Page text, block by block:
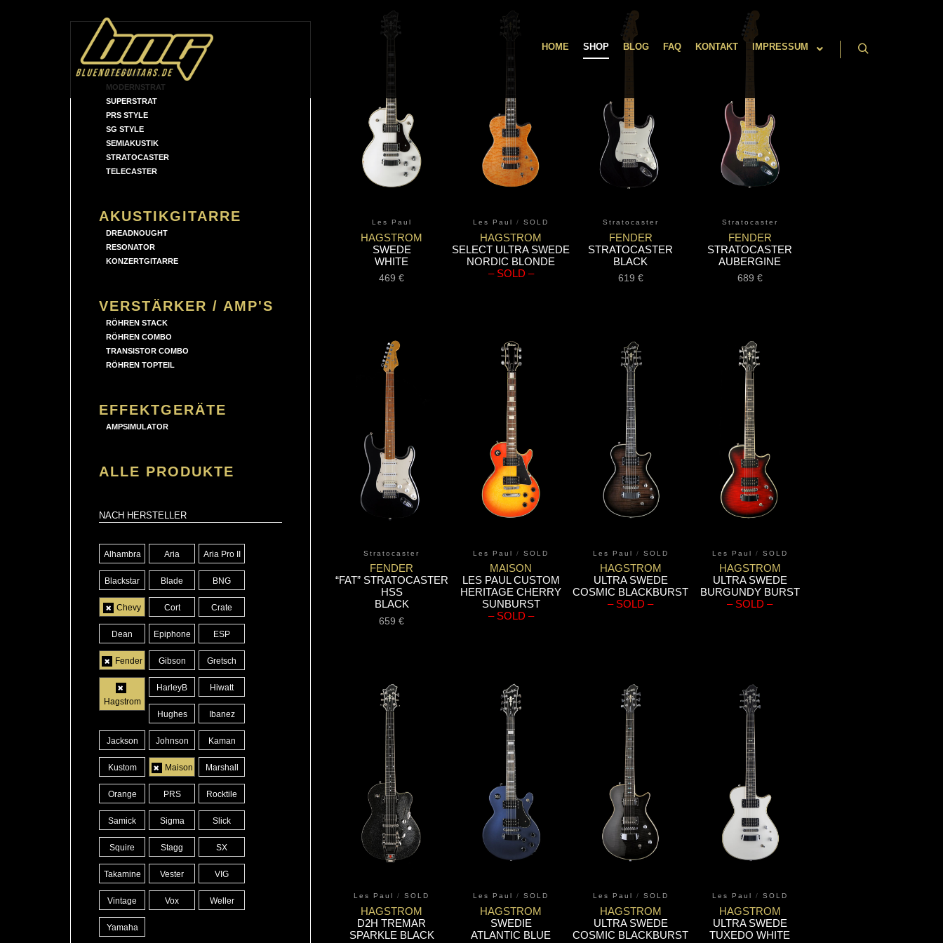
HOME SHOP BLOG FAQ KONTAKT
IMPRESSUM
Les Paul
HAGSTROM
SWEDE
WHITE
469€
Les Paul / SOLD
HAGSTROM
SELECT ULTRA SWEDE
NORDIC BLONDE
– SOLD –
Stratocaster
FENDER
STRATOCASTER
BLACK
619 €
Stratocaster
FENDER
STRATOCASTER
AUBERGINE
689 €
Stratocaster
FENDER
“FAT” STRATOCASTER
HSS
BLACK
659€
Les Paul / SOLD
MAISON
LES PAUL CUSTOM
HERITAGE CHERRY
SUNBURST
– SOLD –
Les Paul / SOLD
HAGSTROM
ULTRA SWEDE
COSMIC BLACKBURST
– SOLD –
Les Paul / SOLD
HAGSTROM
ULTRA SWEDE
BURGUNDY BURST
– SOLD –
Les Paul / SOLD
HAGSTROM
D2H TREMAR
SPARKLE BLACK
Les Paul / SOLD
HAGSTROM
SWEDIE
ATLANTIC BLUE
Les Paul / SOLD
HAGSTROM
ULTRA SWEDE
COSMIC BLACKBURST
Les Paul / SOLD
HAGSTROM
ULTRA SWEDE
TUXEDO WHITE
E-GITARRE
LES PAUL
MODERNSTRAT
SUPERSTRAT
PRS STYLE
SG STYLE
SEMIAKUSTIK
STRATOCASTER
TELECASTER
AKUSTIKGITARRE
DREADNOUGHT
RESONATOR
KONZERTGITARRE
VERSTÄRKER / AMP'S
RÖHREN STACK
RÖHREN COMBO
TRANSISTOR COMBO
RÖHREN TOPTEIL
EFFEKTGERÄTE
AMPSIMULATOR
ALLE PRODUKTE
NACH HERSTELLER
Alhambra Aria Aria Pro II
Blackstar Blade BNG
Chevy Cort Crate
Dean Epiphone ESP
Fender Gibson Gretsch
Hagstrom
HarleyB Hiwatt
Hughes Ibanez
Jackson Johnson Kaman
Kustom Maison Marshall
Orange PRS Rocktile
Samick Sigma Slick
Squire Stagg SX
Takamine Vester VIG
Vintage Vox Weller
Yamaha